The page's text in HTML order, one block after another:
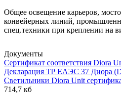
Общее освещение карьеров,
конвейерных линий,
спец.техники при креплении на
Документы
Сертификат соответствия Diora
Декларация ТР ЕАЭС 37 Диора
Светильники Diora Unit
714,7 кб